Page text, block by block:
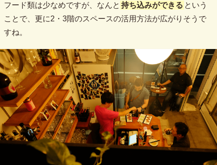
フード類は少なめですが、なんと 持ち込みができる という
ことで、更に2・3階のスペースの活用方法が広がりそうで
すね。